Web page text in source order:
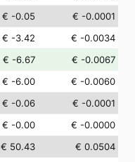
€ -0.05
€ -0.0001
€ -3.42
€ -0.0034
€ -6.67
€ -0.0067
€ -6.00
€ -0.0060
€ -0.06
€ -0.0001
€ -0.00
€ -0.0000
€ 50.43
€ 0.0504